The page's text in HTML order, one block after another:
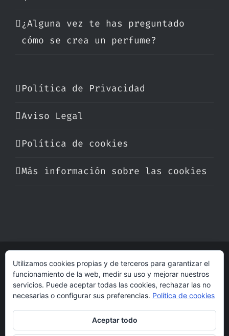
¿Alguna vez te has preguntado
cómo se crea un perfume?
Política de Privacidad
Aviso Legal
Política de cookies
Más información sobre las cookies
© Copyright 2017 -2026 | Perfumare
| Derechos Reservados | Hecho con cariño
pordogleg
Utilizamos cookies propias y de terceros para garantizar el
funcionamiento de la web, medir su uso y mejorar nuestros
servicios. Puede aceptar todas las cookies, rechazar las no
necesarias o configurar sus preferencias. Política de cookies
Aceptar todo